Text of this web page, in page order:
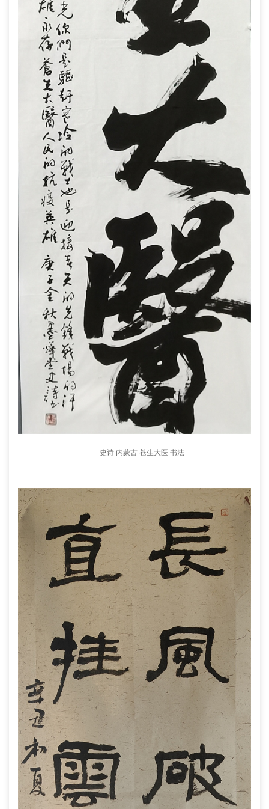
史诗 内蒙古 苍生大医 书法